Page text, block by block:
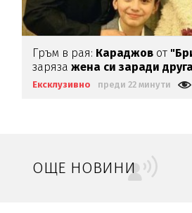
Гръм в рая: Караджов от
зарязажена си заради друга
Ексклузивно преди 22 минути
ОЩЕ НОВИНИ